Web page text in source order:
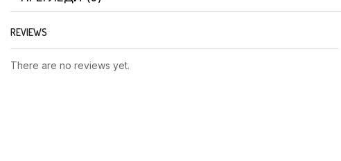
REVIEWS
There are no reviews yet.